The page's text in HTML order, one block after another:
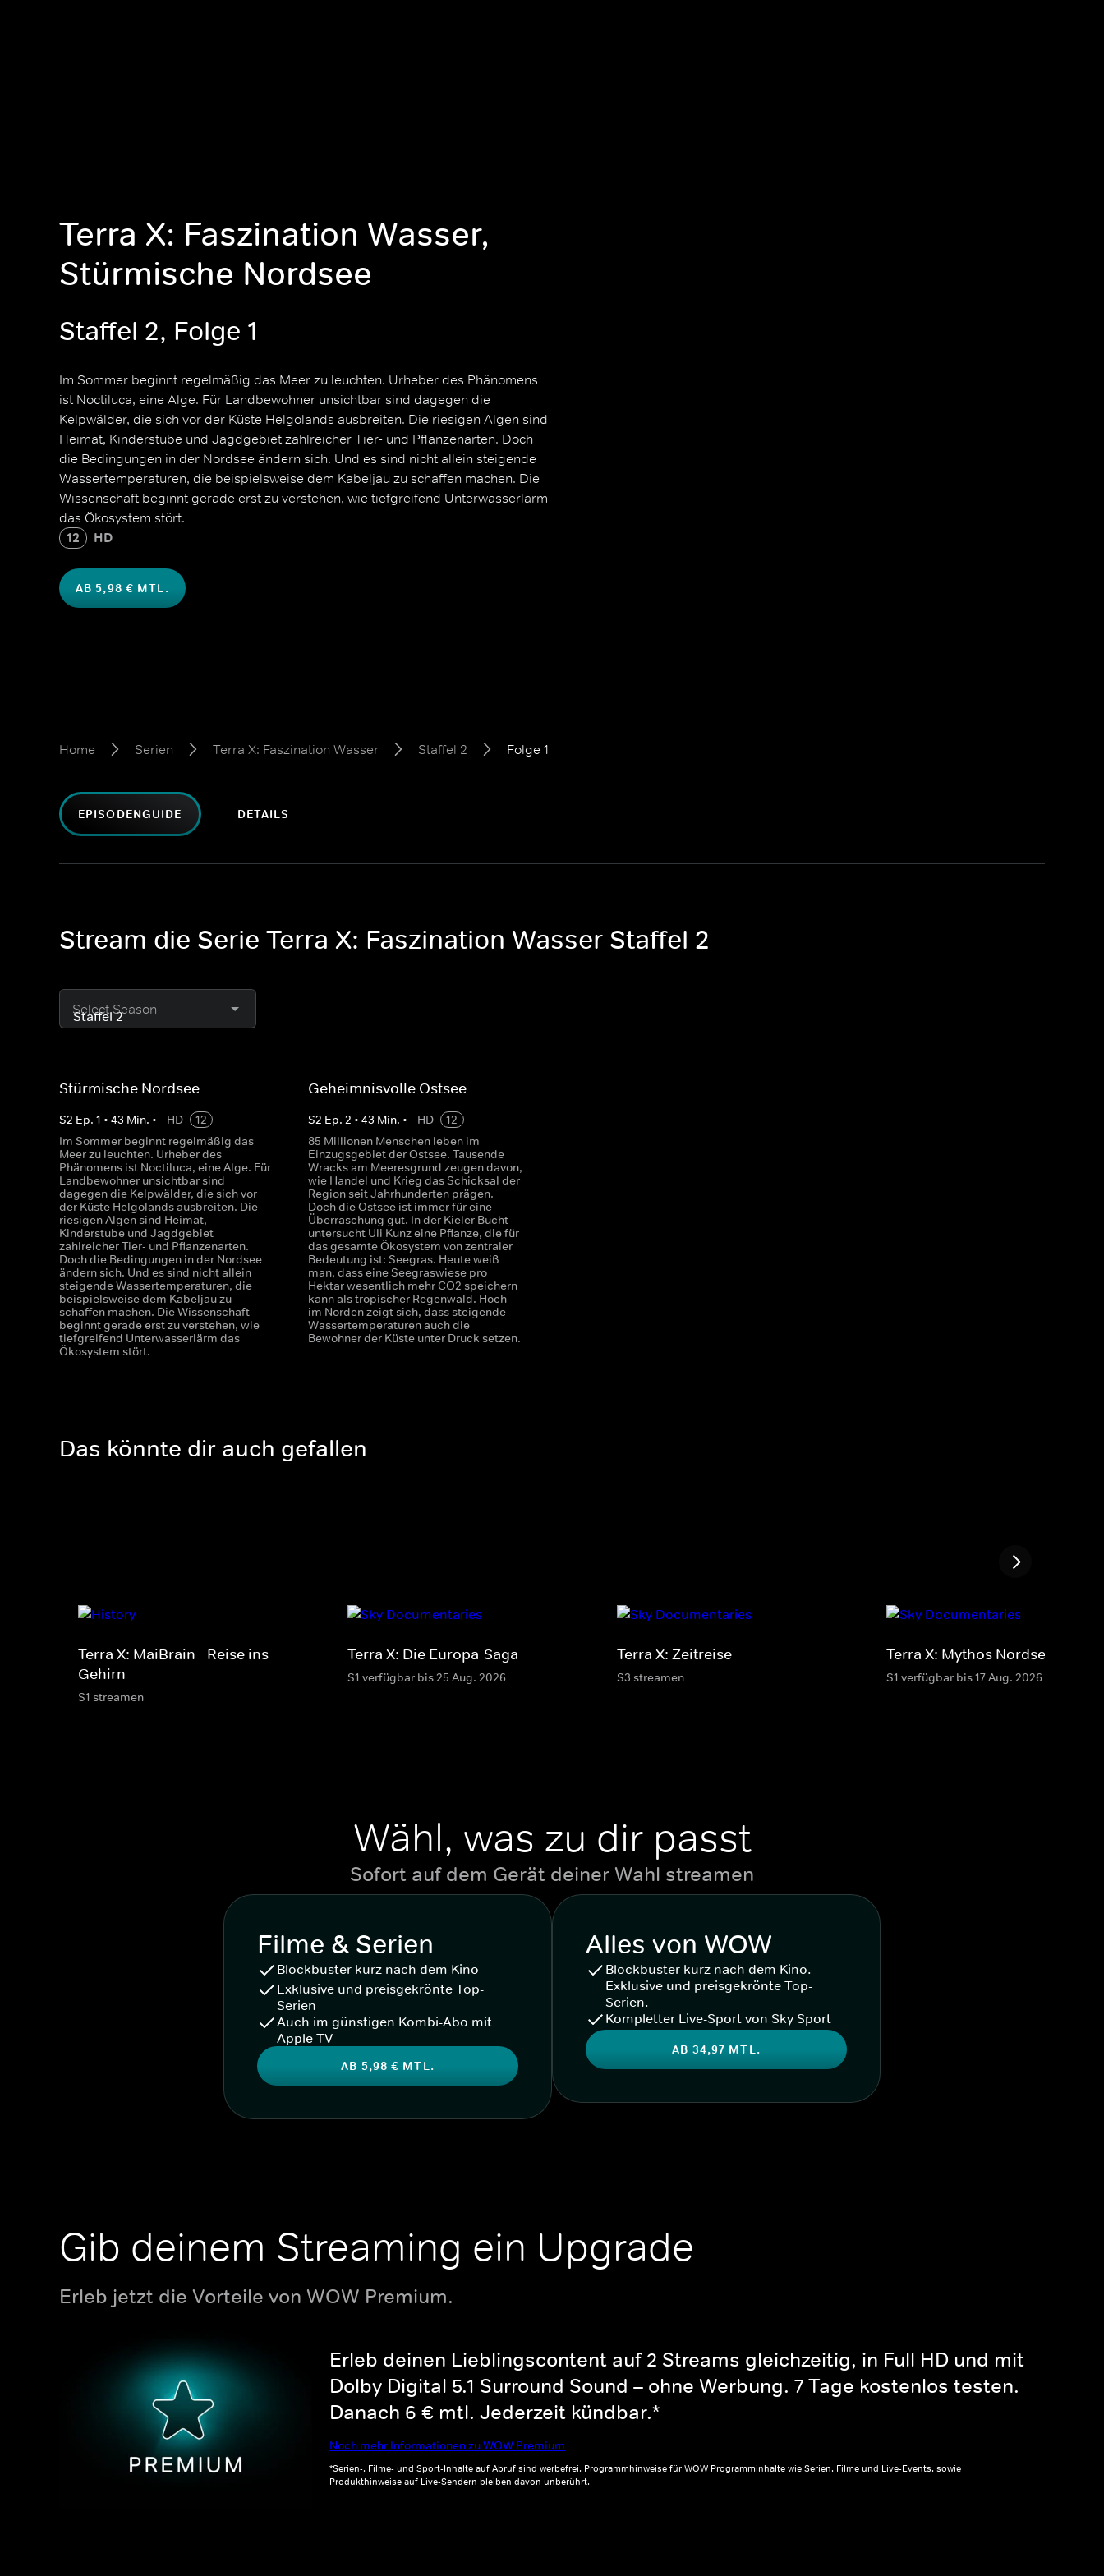
Terra X: Faszination Wasser,
Stürmische Nordsee
Staffel 2, Folge 1
Im Sommer beginnt regelmäßig das Meer zu leuchten. Urheber des Phänomens
ist Noctiluca, eine Alge. Für Landbewohner unsichtbar sind dagegen die
Kelpwälder, die sich vor der Küste Helgolands ausbreiten. Die riesigen Algen sind
Heimat, Kinderstube und Jagdgebiet zahlreicher Tier- und Pflanzenarten. Doch
die Bedingungen in der Nordsee ändern sich. Und es sind nicht allein steigende
Wassertemperaturen, die beispielsweise dem Kabeljau zu schaffen machen. Die
Wissenschaft beginnt gerade erst zu verstehen, wie tiefgreifend Unterwasserlärm
das Ökosystem stört.
12 HD
AB 5,98 € MTL.
Home Serien Terra X: Faszination Wasser Staffel 2 Folge 1
EPISODENGUIDE DETAILS
Stream die Serie Terra X: Faszination Wasser Staffel 2
Select Season
Stürmische Nordsee
S2 Ep. 1 • 43 Min. • HD
12
Im Sommer beginnt regelmäßig das
Meer zu leuchten. Urheber des
Phänomens ist Noctiluca, eine Alge. Für
Landbewohner unsichtbar sind
dagegen die Kelpwälder, die sich vor
der Küste Helgolands ausbreiten. Die
riesigen Algen sind Heimat,
Kinderstube und Jagdgebiet
zahlreicher Tier- und Pflanzenarten.
Doch die Bedingungen in der Nordsee
ändern sich. Und es sind nicht allein
steigende Wassertemperaturen, die
beispielsweise dem Kabeljau zu
schaffen machen. Die Wissenschaft
beginnt gerade erst zu verstehen, wie
tiefgreifend Unterwasserlärm das
Ökosystem stört.
Geheimnisvolle Ostsee
S2 Ep.2 •43 Min. • HD
12
85 Millionen Menschen leben im
Einzugsgebiet der Ostsee. Tausende
Wracks am Meeresgrund zeugen davon,
wie Handel und Krieg das Schicksal der
Region seit Jahrhunderten prägen.
Doch die Ostsee ist immer für eine
Überraschung gut. In der Kieler Bucht
untersucht Uli Kunz eine Pflanze, die für
das gesamte Ökosystem von zentraler
Bedeutung ist: Seegras. Heute weiß
man, dass eine Seegraswiese pro
Hektar wesentlich mehr CO2 speichern
kann als tropischer Regenwald. Hoch
im Norden zeigt sich, dass steigende
Wassertemperaturen auch die
Bewohner der Küste unter Druck setzen.
Das könnte dir auch gefallen
Terra X: MaiBrain - Reise ins
Gehirn
S1 streamen
Terra X: Die Europa-Saga
S1 verfügbar bis 25 Aug. 2026
Terra X: Zeitreise
S3 streamen
Terra X: Mythos Nordsee
S1 verfügbar bis 17 Aug. 2026
Wähl, was zu dir passt
Sofort auf dem Gerät deiner Wahl streamen
Filme & Serien
Blockbuster kurz nach dem Kino
Exklusive und preisgekrönte Top-
Serien
Auch im günstigen Kombi-Abo mit
Apple TV
AB 5,98 € MTL.
Alles von WOW
Blockbuster kurz nach dem Kino.
Exklusive und preisgekrönte Top-
Serien.
Kompletter Live-Sport von Sky Sport
AB 34,97 MTL.
Gib deinem Streaming ein Upgrade
Erleb jetzt die Vorteile von WOW Premium.
Erleb deinen Lieblingscontent auf 2 Streams gleichzeitig, in Full HD und mit
Dolby Digital 5.1 Surround Sound – ohne Werbung. 7 Tage kostenlos testen.
Danach 6 € mtl. Jederzeit kündbar.*
Noch mehr Informationen zu WOW Premium
*Serien-, Filme- und Sport-Inhalte auf Abruf sind werbefrei. Programmhinweise für WOW Programminhalte wie Serien, Filme und Live-Events, sowie
Produkthinweise auf Live-Sendern bleiben davon unberührt.